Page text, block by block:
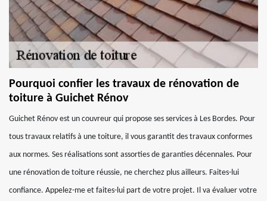
Pourquoi confier les travaux de rénovation de
toiture à Guichet Rénov
Guichet Rénov est un couvreur qui propose ses services à Les Bordes. Pour
tous travaux relatifs à une toiture, il vous garantit des travaux conformes
aux normes. Ses réalisations sont assorties de garanties décennales. Pour
une rénovation de toiture réussie, ne cherchez plus ailleurs. Faites-lui
confiance. Appelez-me et faites-lui part de votre projet. Il va évaluer votre